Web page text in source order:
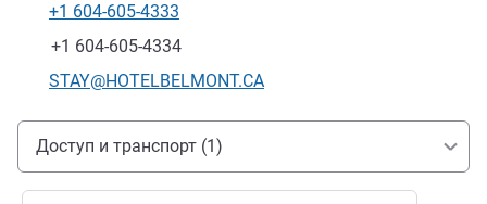
Телефон
+1 604-605-4333
Факс
+1 604-605-4334
Контактный адрес электронной почты
STAY@HOTELBELMONT.CA
Доступ и транспорт
Доступ и транспорт (1)